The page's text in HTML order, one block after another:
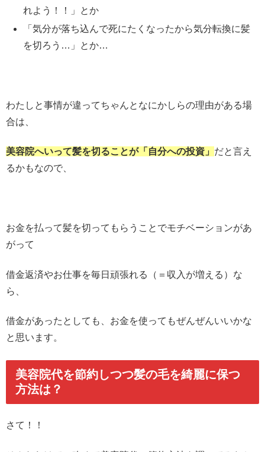
れよう！！」とか
「気分が落ち込んで死にたくなったから気分転換に髪
を切ろう…」とか…
わたしと事情が違ってちゃんとなにかしらの理由がある場
合は、
美容院へいって髪を切ることが「自分への投資」 だと言え
るかもなので、
お金を払って髪を切ってもらうことでモチベーションがあ
がって
借金返済やお仕事を毎日頑張れる（＝収入が増える）な
ら、
借金があったとしても、お金を使ってもぜんぜんいいかな
と思います。
美容院代を節約しつつ髪の毛を綺麗に保つ
方法は？
さて！！